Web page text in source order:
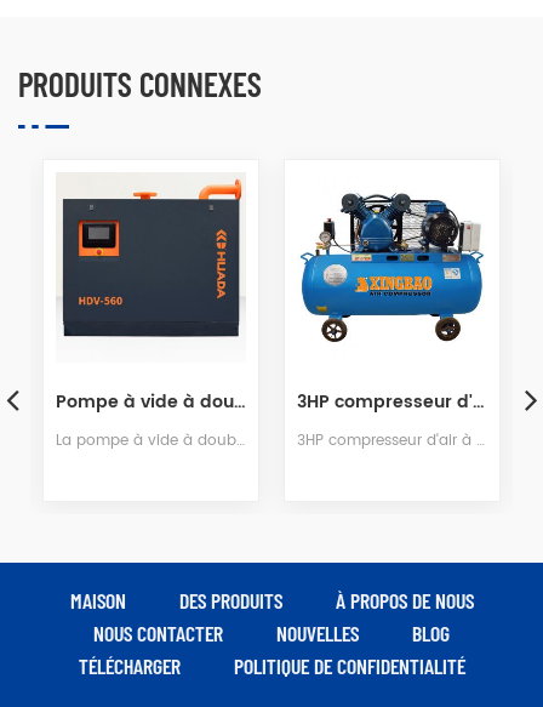
PRODUITS CONNEXES
Pompe à vide à double vis lubrifiée à l'huile Huada HDV-560
La pompe à vide à double vis Huada entraîne le moteur à aimant permanent via un inverseur vectoriel synchrone en boucle ouverte à haut rendement, qui entraîne la rotation du moteur principal à double vis. Grâce à la soupape d'admission d'air, au filtre à air et à d'autres composants, il peut extraire l'air du système de vide en fonction de la demande de gaz du client et modifier la vitesse d'échappement en temps réel pour obtenir un degré de vide stable.
3HP compresseur d'air à piston entraîné par courroie La peinture
3HP compresseur d'air à piston entraîné par courroie Pour La peinture 3HP Le compresseur d'air à piston entraîné par courroie est largement utilisé dans la peinture, la décoration, les outils pneumatiques, les machines minières et autres industries. 1.Stable pompe et moteur performants pour garantir la longévité de l'air compresseur.our moteur sont avec protection thermique systerm. 2,100% testé en usine à pleine pression pour s'assurer de la fiabilité et de la sécurité de chaque produit avant expédition. 3.Métal housse pour protéger la courroie et les roues 4.Cast cylindre en fer pour la force et la durabilité. 5. faible vibrations pour un fonctionnement modèle HS2508 Pression (Mpa) 0,7 air Débit (m³ / min) 0,25 moteur Puissance (kW) 2,2 Réservoir (L) 96 Diamètrel (mm) 65 × 2 Dimension (mm) 1140 * 490 * 870 Poids (kg) 97 1 、 Société avantage Quanzhou Huade machines électriques & équipement Co., Ltd Fujian prc (anciennement Quanzhou ville de Fujian province Huada Machinery Co., Ltd) est situé dans la ville de la côte ouest de Quanzhou.Our société est l'un des fabricants professionnels de compresseurs d'air avec le plus grand domestique et l'équipement est le plus avancé actuellement.Et notre entreprise est une entreprise innovante et de haute technologie entreprise.Nous spécialisée dans le développement, la conception et la production de séries de compresseurs d'air à piston et à vis. La société a obtenu la certification ISO9001: 2000, la certification chinoise des machines universelles et les tests de qualité de la certification ccc, la certification CE, la certification CQC et ETL certification.In 2002, nous avons coopéré avec le fabricant de terminaux pneumatiques en Allemagne GHH-RAND et ROTORCOMP et AERZEN et venir pour améliorer la production technique.Et la mise à jour de la production, la qualité et la vente globale est notre stratégie de marché de l'entreprise à tout moment. 2 、 Atelier & équipement Nous ont avancé des équipements de production de compresseurs d'air et une production parfaite line.We appliquer des procédures de contrôle qualité strictes tout au long du processus de production approvisionnement en matières premières, traitement de composants, assemblage de machines machines performances. 3 、 Qualification certificat Nous ont passé ISO 9001: 2015 、 ISO 14001: 2015 、 IATF16949: 2016 certifications.La plupart des produits ont passé CE, RoHS, TUV, 3C, CNAS, CQC certifications par des institutions 4 、 Mondial Parter Notre les compresseurs d'air rayonnent dans le monde entier, exportent vers plus de 100 pays et régions, et entretiennent des relations de coopération stables à long terme. traning est offert aux agents mondiaux et après-vente ingénieurs, pour maîtriser les nouveaux produits, les nouvelles technologies, les nouveaux matériaux, les nouveaux métiers afin d'offrir les produits de haute qualité les plus avancés
MAISON DES PRODUITS
À PROPOS DE NOUS
NOUS CONTACTER
NOUVELLES
BLOG
TÉLÉCHARGER
POLITIQUE DE CONFIDENTIALITÉ